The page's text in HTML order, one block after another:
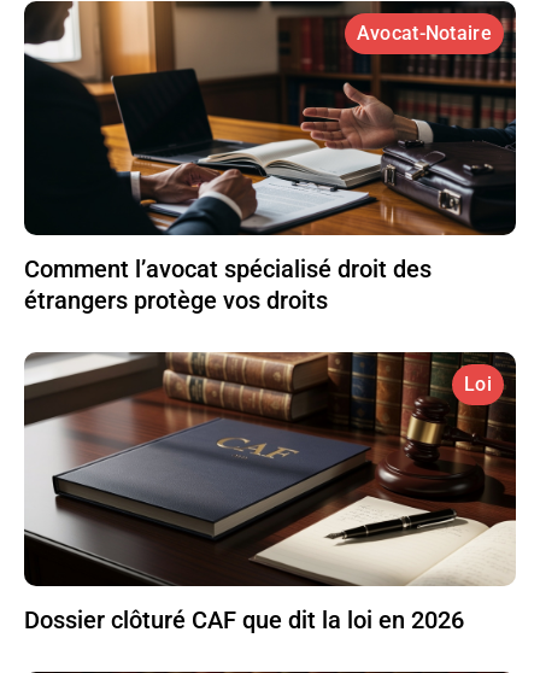
Avocat-Notaire
Comment l’avocat spécialisé droit des
étrangers protège vos droits
Loi
Dossier clôturé CAF que dit la loi en 2026